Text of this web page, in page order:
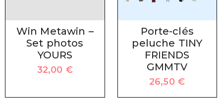
Win Metawin –
Set photos
YOURS
32,00 €
Porte-clés
peluche TINY
FRIENDS
GMMTV
26,50€